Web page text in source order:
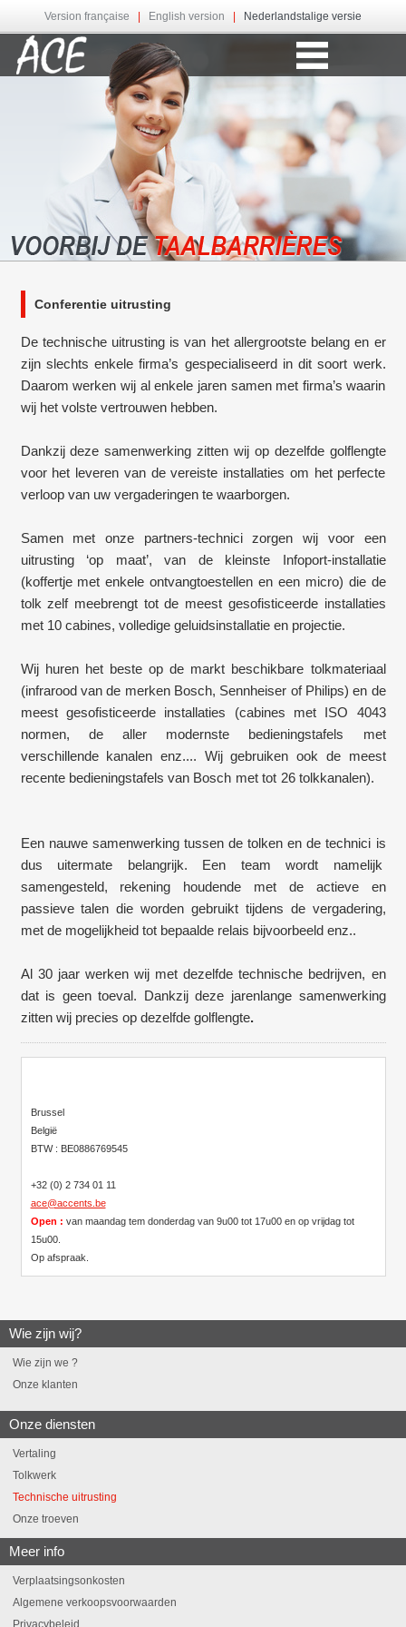
Version française English version Nederlandstalige versie
Brussel
België
BTW : BE0886769545
+32 (0) 2 734 01 11
ace@accents.be
Open : van maandag tem donderdag van 9u00 tot 17u00 en op vrijdag tot
15u00.
Op afspraak.
Conferentie uitrusting
De technische uitrusting is van het allergrootste belang en er
zijn slechts enkele firma’s gespecialiseerd in dit soort werk.
Daarom werken wij al enkele jaren samen met firma’s waarin
wij het volste vertrouwen hebben.
Dankzij deze samenwerking zitten wij op dezelfde golflengte
voor het leveren van de vereiste installaties om het perfecte
verloop van uw vergaderingen te waarborgen.
Samen met onze partners-technici zorgen wij voor een
uitrusting ‘op maat’, van de kleinste Infoport-installatie
(koffertje met enkele ontvangtoestellen en een micro) die de
tolk zelf meebrengt tot de meest gesofisticeerde installaties
met 10 cabines, volledige geluidsinstallatie en projectie.
Wij huren het beste op de markt beschikbare tolkmateriaal
(infrarood van de merken Bosch, Sennheiser of Philips) en de
meest gesofisticeerde installaties (cabines met ISO 4043
normen, de aller modernste bedieningstafels met
verschillende kanalen enz.... Wij gebruiken ook de meest
recente bedieningstafels van Bosch met tot 26 tolkkanalen).
Een nauwe samenwerking tussen de tolken en de technici is
dus uitermate belangrijk. Een team wordt namelijk
samengesteld, rekening houdende met de actieve en
passieve talen die worden gebruikt tijdens de vergadering,
met de mogelijkheid tot bepaalde relais bijvoorbeeld enz..
Al 30 jaar werken wij met dezelfde technische bedrijven, en
dat is geen toeval. Dankzij deze jarenlange samenwerking
zitten wij precies op dezelfde golflengte.
Wie zijn wij?
Wie zijn we ?
Onze klanten
Onze diensten
Vertaling
Tolkwerk
Technische uitrusting
Onze troeven
Meer info
Verplaatsingsonkosten
Algemene verkoopsvoorwaarden
Privacybeleid